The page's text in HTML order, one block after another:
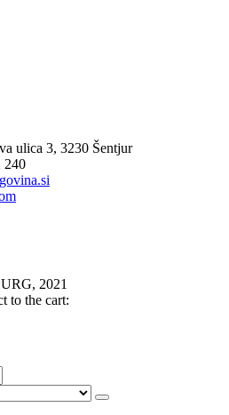
ulica 3, 3230 Šentjur
240
2021
to the cart: